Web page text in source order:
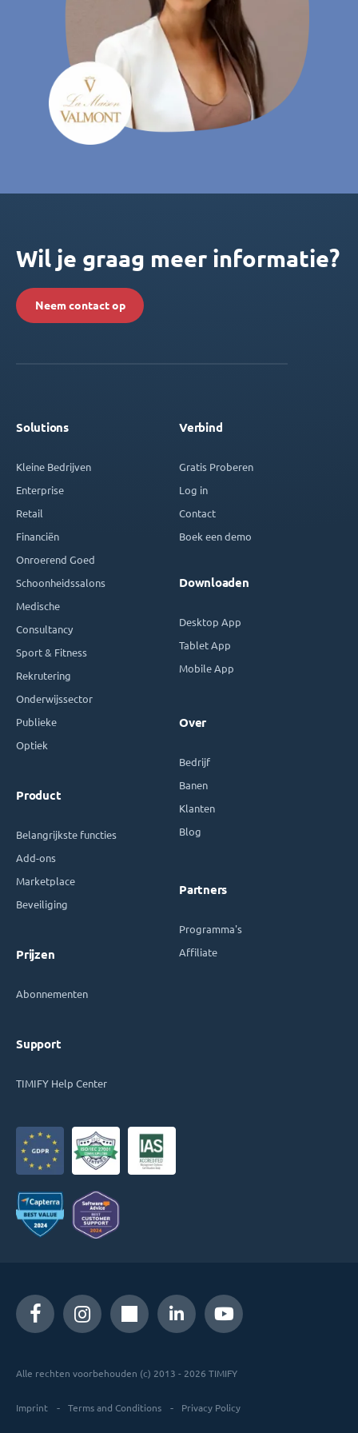
Wil je graag meer informatie?
Neem contact op
Solutions
Kleine Bedrijven
Enterprise
Retail
Financiën
Onroerend Goed
Schoonheidssalons
Medische
Consultancy
Sport & Fitness
Rekrutering
Onderwijssector
Publieke
Optiek
Product
Belangrijkste functies
Add-ons
Marketplace
Beveiliging
Prijzen
Abonnementen
Support
TIMIFY Help Center
Verbind
Gratis Proberen
Log in
Contact
Boek een demo
Downloaden
Desktop App
Tablet App
Mobile App
Over
Bedrijf
Banen
Klanten
Blog
Partners
Programma's
Affiliate
Alle rechten voorbehouden (c) 2013 - 2026 TIMIFY
Imprint Terms and Conditions Privacy Policy